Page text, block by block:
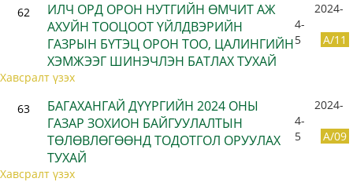
62
ИЛЧ ОРД ОРОН НУТГИЙН ӨМЧИТ АЖ
АХУЙН ТООЦООТ ҮЙЛДВЭРИЙН
ГАЗРЫН БҮТЭЦ ОРОН ТОО, ЦАЛИНГИЙН
ХЭМЖЭЭГ ШИНЭЧЛЭН БАТЛАХ ТУХАЙ
2024-
4-
5
A/11
Хавсралт үзэх
63
БАГАХАНГАЙ ДҮҮРГИЙН 2024 ОНЫ
ГАЗАР ЗОХИОН БАЙГУУЛАЛТЫН
ТӨЛӨВЛӨГӨӨНД ТОДОТГОЛ ОРУУЛАХ
ТУХАЙ
2024-
4-
5
A/09
Хавсралт үзэх